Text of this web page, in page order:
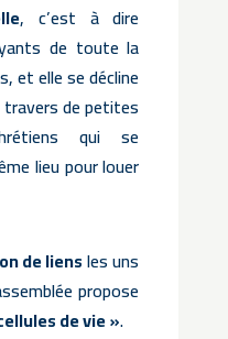
, c’est à dire
de toute la
et elle se décline
de petites
qui se
lieu pour louer
de liensles uns
propose
de vie ».